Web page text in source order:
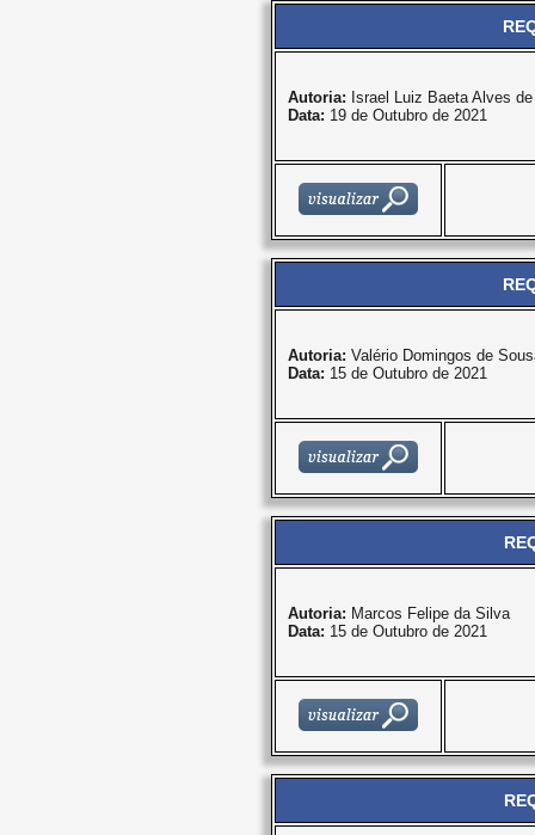
Autoria: Israel Luiz Baeta Alves
Data: 19 de Outubro de 2021
Autoria: Valério Domingos de
Data: 15 de Outubro de 2021
Autoria: Marcos Felipe da Silva
Data: 15 de Outubro de 2021